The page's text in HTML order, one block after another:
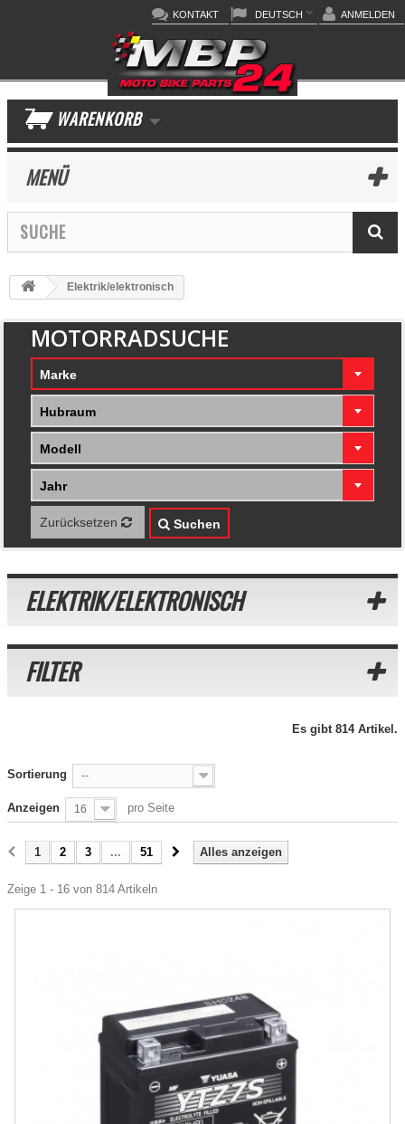
ANMELDEN
DEUTSCH
KONTAKT
WARENKORB
MENÜ
Elektrik/elektronisch
MOTORRADSUCHE
Marke
Hubraum
Modell
Jahr
Zurücksetzen Suchen
ELEKTRIK/ELEKTRONISCH
FILTER
Es gibt 814 Artikel.
Sortierung --
Anzeigen 16 pro Seite
Alles anzeigen
1 2 3 ... 51
Zeige 1 - 16 von 814 Artikeln